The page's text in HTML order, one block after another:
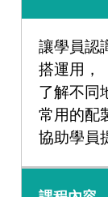
讓學員認
搭運用，
了解不同
常用的配
協助學員